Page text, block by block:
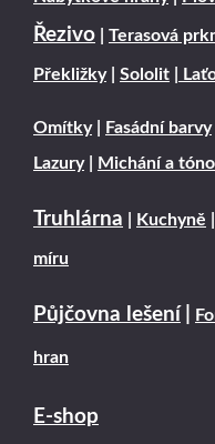
Řezivo Terasová
Překližky| Sololit
Omítky| Fasádní barvy|
Lazury| Michání a
Truhlárna Kuchyně
míru
Půjčovna lešení
hran
E-shop